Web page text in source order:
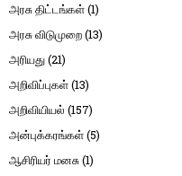
அரசு திட்டங்கள்(1)
அரசு விடுமுறை(13)
அரியது(21)
அறிவிப்புகள்(13)
அறிவியியல் (157)
அன்புக்கரங்கள்(5)
ஆசிரியர் மனசு(1)